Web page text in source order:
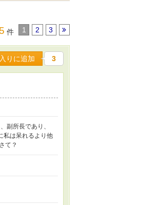
件 1 2 3
りに追加 3
副所長であり、
私は呆れるより他
て？